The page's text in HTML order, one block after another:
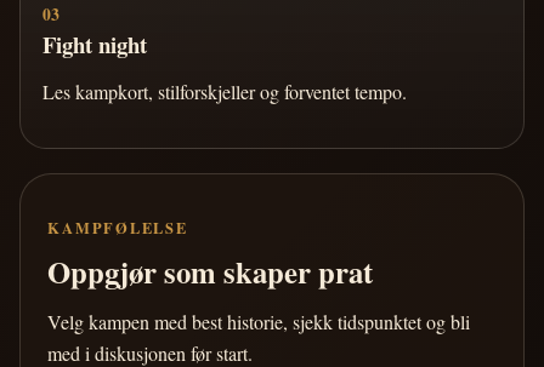
03
Fight night
Les kampkort, stilforskjeller og forventet tempo.
KAMPFØLELSE
Oppgjør som skaper prat
Velg kampen med best historie, sjekk tidspunktet og bli
med i diskusjonen før start.